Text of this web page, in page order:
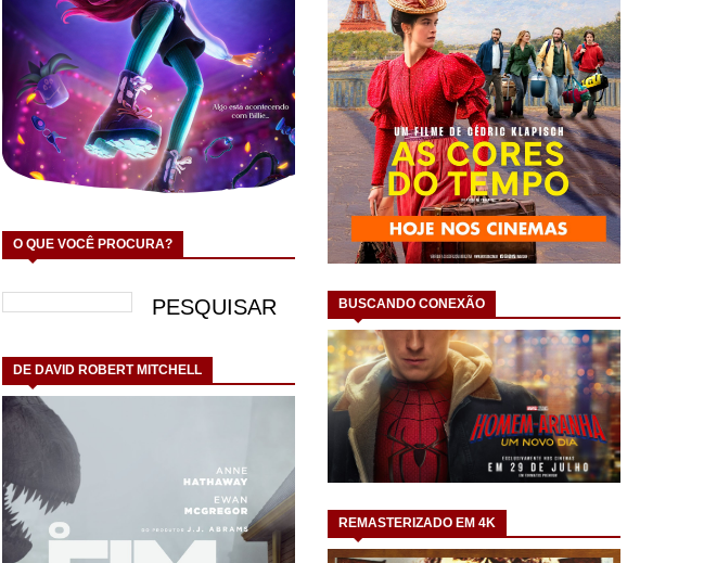
O QUE VOCÊ PROCURA?
DE DAVID ROBERT MITCHELL
BUSCANDO CONEXÃO
REMASTERIZADO EM 4K